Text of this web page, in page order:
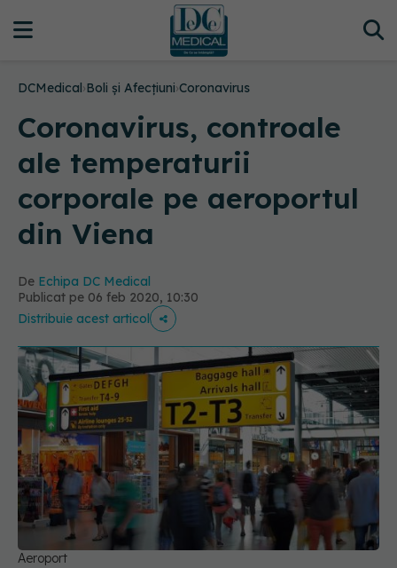
DCMedical›Boli și Afecțiuni›Coronavirus
Coronavirus, controale
ale temperaturii
corporale pe aeroportul
din Viena
De Echipa DC Medical
Publicat pe 06 feb 2020, 10:30
Distribuie acest articol
Aeroport